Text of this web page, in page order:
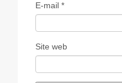
E-mail *
Site web